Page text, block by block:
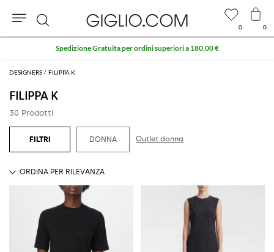
DESIGNERS FILIPPA K
FILIPPA K
30 Prodotti
DONNA Outlet donna
0 0
Cerca
Spedizione Gratuita per ordini superiori a 180,00 €